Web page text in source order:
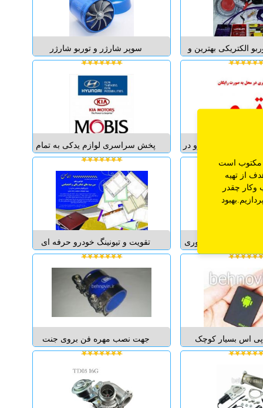
این سوییچ قاب دار
دارد. تحویل کالا
د...
چیپ کاهش مصرف سوخت دراگون
چیست و عملکرد آن چگونه است ؟
چیپ کاهش مصرف س...
الکتریکی بهترین و
پکیج توربو می باشد
به دستکاری موتور و
خودروو یا نصب اینتر
تخلیه فشار و به هم
سوپر شارژر و توربو شارژر
آیرودینامیکی و مکانیکی دو پره این
دستگاه دارای وزن سبک و از جنس
آلومینیوم است و با کنترل مکش
سوخت و وارد کردن جریان هوای
شدید به محفظه ی احتراق باعث
افزایش شتاب تا 7% و ب...
(باطری) خودرو در
تهران در کمترین
میتونند آخرین قیمت
زیر مشاهده کنند:
پخش سراسری لوازم یدکی به تمام
نقاط کشور انواع خودرو هیوندا ( ورنا
- اونته - سوناتا - آزرا - سانتافه -
توسان و ....) کیا موتور ( ریو - سراتو
- سورنتو - اسپورتیج - اپتیما و ... )
لیفان موتور ( 520-...
پارامتر های ضروری
و یا بدون توربو رو
و به غیر از این موارد
های بسیار جالب آن
میزان شتاب خودرو از
۰ تا ۱۰۰ و از ۱۰۰ تا ۲۰۰ می باشد و
تقویت و تیونینگ خودرو حرفه ای
بهنوین "بازرگانی قطعات خودرو
بهنوین-فروش قطعات تیونینگ
تقویت خودرو بهنوین" تقویت ،
افزایش شتاب ، افزایش سرعت
رفع کپ و تاخیر اولیه حرکت ت...
پی اس بسیار کوچک
بوده و به راحتی آن را
ای دارد و از عمر
برخوردارد است و
آن ارسال مکان و
جهت نصب مهره فن بروی جنت
رادیاتور این سفارش فقط شامل
شامل جنت نمی باشد. تحویل کالا
درب منزل اطلاعات بیشتر در
فروشگاه تیونینگ بهنوین برای
مکتوب است
از تهیه
وکار چقدر